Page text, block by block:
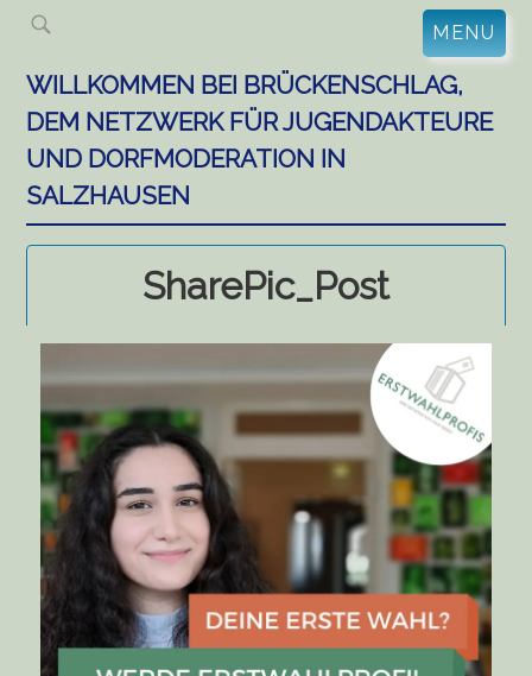
Skip
content
MENU
WILLKOMMEN BEI BRÜCKENSCHLAG,
DEM NETZWERK FÜR JUGENDAKTEURE
UND DORFMODERATION IN
SALZHAUSEN
SharePic_Post